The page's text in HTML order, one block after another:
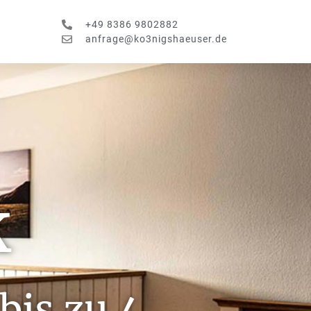
+49 8386 9802882
anfrage@ko3nigshaeuser.de